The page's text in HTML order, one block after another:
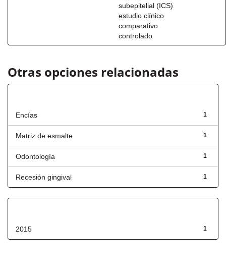
subepitelial (ICS)
estudio clínico
comparativo
controlado
Otras opciones relacionadas
1
Encías
1
Matriz de esmalte
1
Odontología
1
Recesión gingival
1
2015